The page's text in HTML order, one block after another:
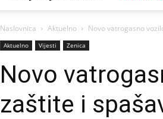
Naslovnica Aktuelno Novo vatrogasno
Aktuelno Vijesti Zenica
Novo
zaštite i